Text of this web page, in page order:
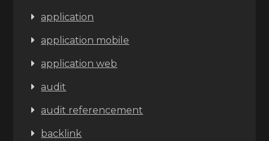
application
application mobile
application web
audit
audit referencement
backlink